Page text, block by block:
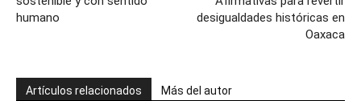
humano
desigualdades históricas en
Oaxaca
Artículos relacionados Más del autor